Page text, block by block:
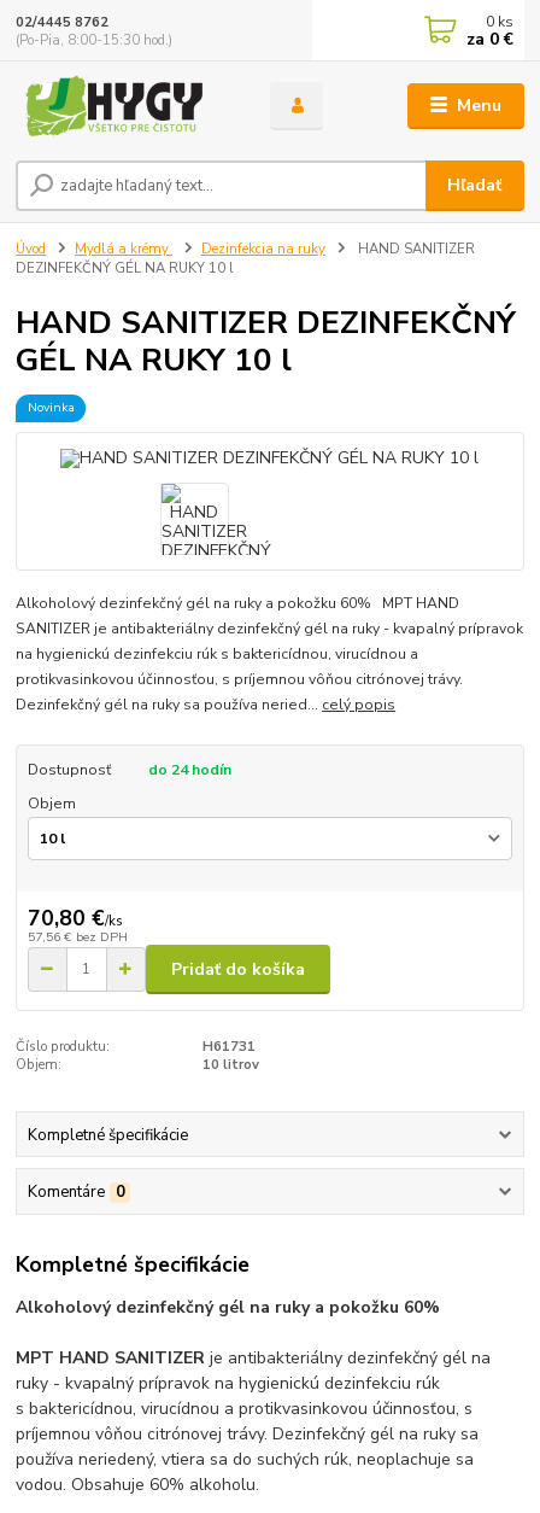
Menu
Hľadať
02/4445 8762
(Po-Pia, 8:00-15:30 hod.)
0 ks
za 0 €
Úvod Mydlá a krémy Dezinfekcia na ruky
HAND SANITIZER
DEZINFEKČNÝ GÉL NA RUKY 10 l
HAND SANITIZER DEZINFEKČNÝ
GÉL NA RUKY 10 l
Novinka
Alkoholový dezinfekčný gél na ruky a pokožku 60% MPT HAND
SANITIZER je antibakteriálny dezinfekčný gél na ruky - kvapalný prípravok
na hygienickú dezinfekciu rúk s baktericídnou, virucídnou a
protikvasinkovou účinnosťou, s príjemnou vôňou citrónovej trávy.
Dezinfekčný gél na ruky sa používa neried... celý popis
Dostupnosť
do 24 hodín
Objem
70,80 €/ks
57,56 € bez DPH
Pridať do košíka
Číslo produktu:
H61731
Objem:
10 litrov
Kompletné špecifikácie
Komentáre 0
Kompletné špecifikácie
Alkoholový dezinfekčný gél na ruky a pokožku 60%
MPT HAND SANITIZER je antibakteriálny dezinfekčný gél na
ruky - kvapalný prípravok na hygienickú dezinfekciu rúk
s baktericídnou, virucídnou a protikvasinkovou účinnosťou, s
príjemnou vôňou citrónovej trávy. Dezinfekčný gél na ruky sa
používa neriedený, vtiera sa do suchých rúk, neoplachuje sa
vodou. Obsahuje 60% alkoholu.